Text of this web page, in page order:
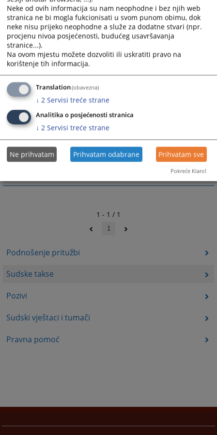
Podnošenje pritužbi
Sudske takse
Pozivi
Sudski vještaci i tumači
Pravna pomoć
Boračke populacije
Invalidi
Izbjeglice u postupcima za povrat imovine
Socijalno ugrožene kategorije
2105
Linkovi
Izračunajte vrijednost sudske takse za vaš predmet
1 - 1 / 1
1
Neke od ovih informacija su nam neophodne i bez njih web
stranica ne bi mogla fukcionisati u svom punom obimu, dok
neke nisu prijeko neophodne a služe za dodatne stvari (npr.
procjenu nivoa posjećenosti, budućeg usavršavanja
stranice...).
Na ovom mjestu možete dozvoliti ili uskratiti pravo na
korištenje tih informacija.
Translation(obavezna)
↓ 2 Servisi treće strane
Analitika o posjećenosti stranica
↓ 2 Servisi treće strane
Ne prihvatam Prihvatam odabrane Prihvatam sve
Pokreće Klaro!